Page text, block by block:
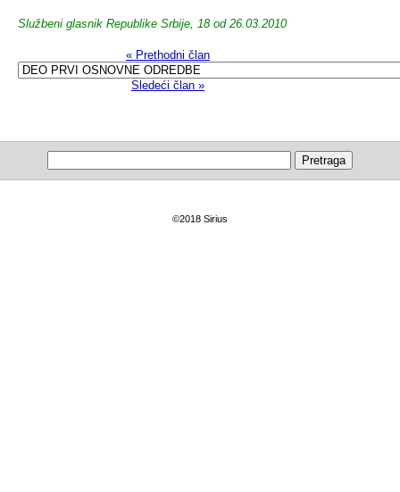
Službeni glasnik Republike Srbije, 18 od 26.03.2010
« Prethodni član
Sledeći član »
©2018 Sirius